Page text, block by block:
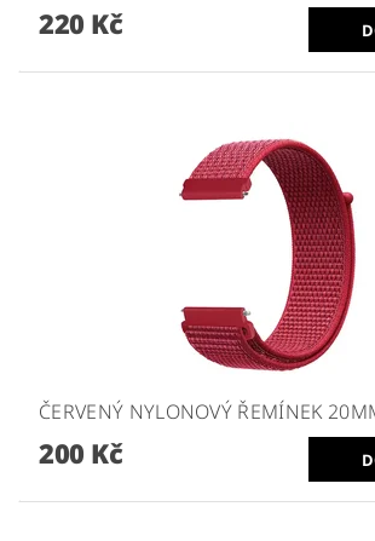
220 Kč
ČERVENÝ NYLONOVÝ ŘEMÍNEK
200 Kč